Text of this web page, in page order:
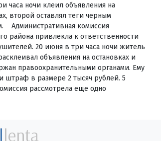
часа ночи клеил объявления на
второй оставлял теги черным
Административная комиссия
района привлекла к ответственности
20 июня в три часа ночи житель
объявления на остановках и
правоохранительными органами. Ему
штраф в размере 2 тысяч рублей. 5
рассмотрела еще одно
lenta